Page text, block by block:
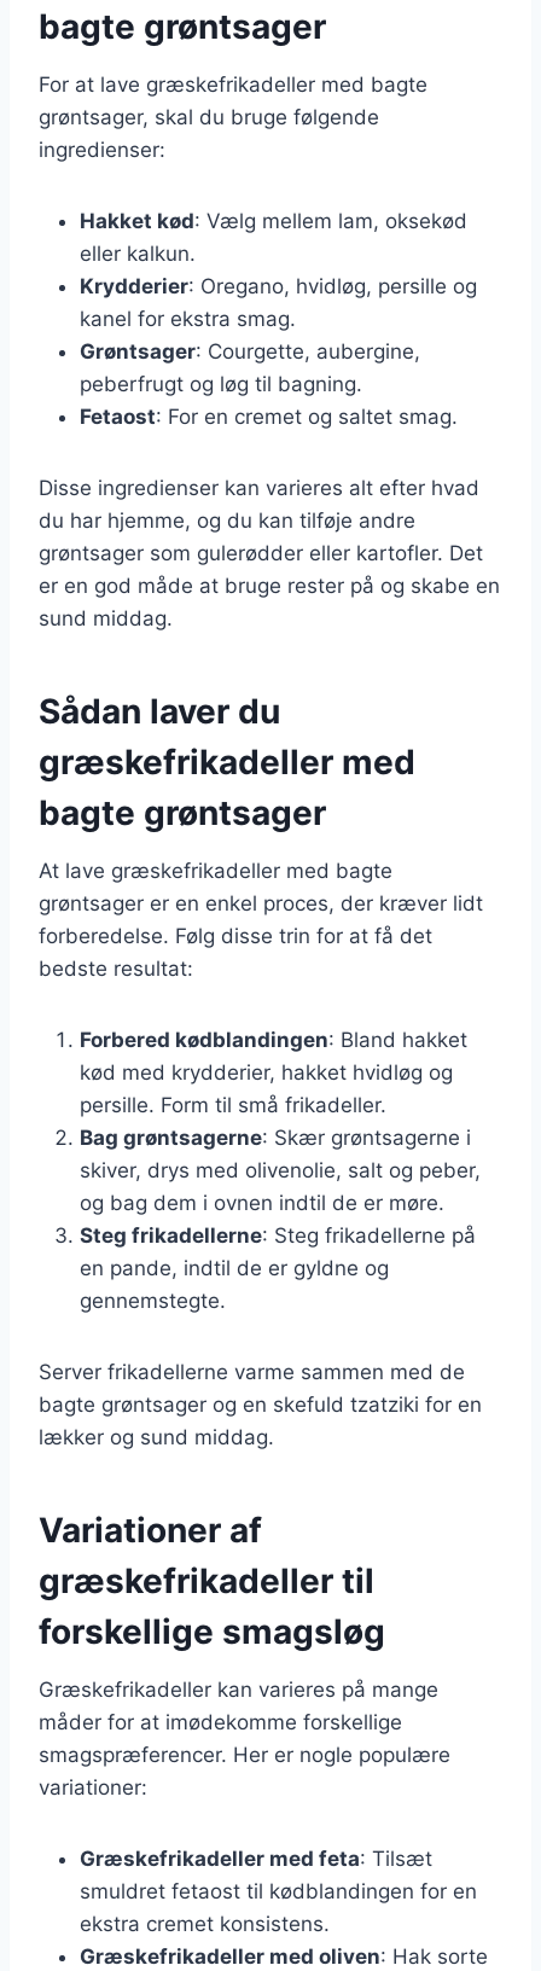
bagte grøntsager
For at lave græskefrikadeller med bagte
grøntsager, skal du bruge følgende
ingredienser:
Hakket kød: Vælg mellem lam, oksekød
eller kalkun.
Krydderier: Oregano, hvidløg, persille og
kanel for ekstra smag.
Grøntsager: Courgette, aubergine,
peberfrugt og løg til bagning.
Fetaost: For en cremet og saltet smag.
Disse ingredienser kan varieres alt efter hvad
du har hjemme, og du kan tilføje andre
grøntsager som gulerødder eller kartofler. Det
er en god måde at bruge rester på og skabe en
sund middag.
Sådan laver du
græskefrikadeller med
bagte grøntsager
At lave græskefrikadeller med bagte
grøntsager er en enkel proces, der kræver lidt
forberedelse. Følg disse trin for at få det
bedste resultat:
Forbered kødblandingen: Bland hakket
kød med krydderier, hakket hvidløg og
persille. Form til små frikadeller.
Bag grøntsagerne: Skær grøntsagerne i
skiver, drys med olivenolie, salt og peber,
og bag dem i ovnen indtil de er møre.
Steg frikadellerne: Steg frikadellerne på
en pande, indtil de er gyldne og
gennemstegte.
Server frikadellerne varme sammen med de
bagte grøntsager og en skefuld tzatziki for en
lækker og sund middag.
Variationer af
græskefrikadeller til
forskellige smagsløg
Græskefrikadeller kan varieres på mange
måder for at imødekomme forskellige
smagspræferencer. Her er nogle populære
variationer:
Græskefrikadeller med feta: Tilsæt
smuldret fetaost til kødblandingen for en
ekstra cremet konsistens.
Græskefrikadeller med oliven: Hak sorte